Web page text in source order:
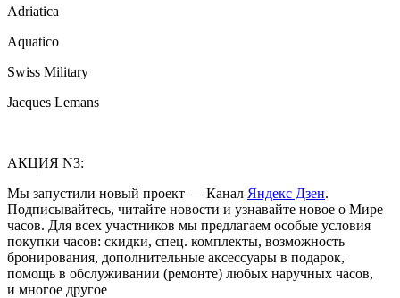
Adriatica
Aquatico
Swiss Military
Jacques Lemans
АКЦИЯ N3:
Мы запустили новый проект — Канал Яндекс Дзен.
Подписывайтесь, читайте новости и узнавайте новое о Мире
часов. Для всех участников мы предлагаем особые условия
покупки часов: скидки, спец. комплекты, возможность
бронирования, дополнительные аксессуары в подарок,
помощь в обслуживании (ремонте) любых наручных часов,
и многое другое